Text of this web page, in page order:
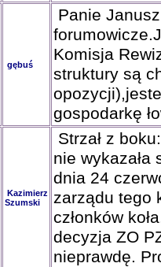
gębuś
Panie
Komisja
struktury są
gospodarkę
Kazimierz
Szumski
Strzał z
nie wykazała
dnia 24
zarządu tego
członków
decyzja ZO
nieprawdę.